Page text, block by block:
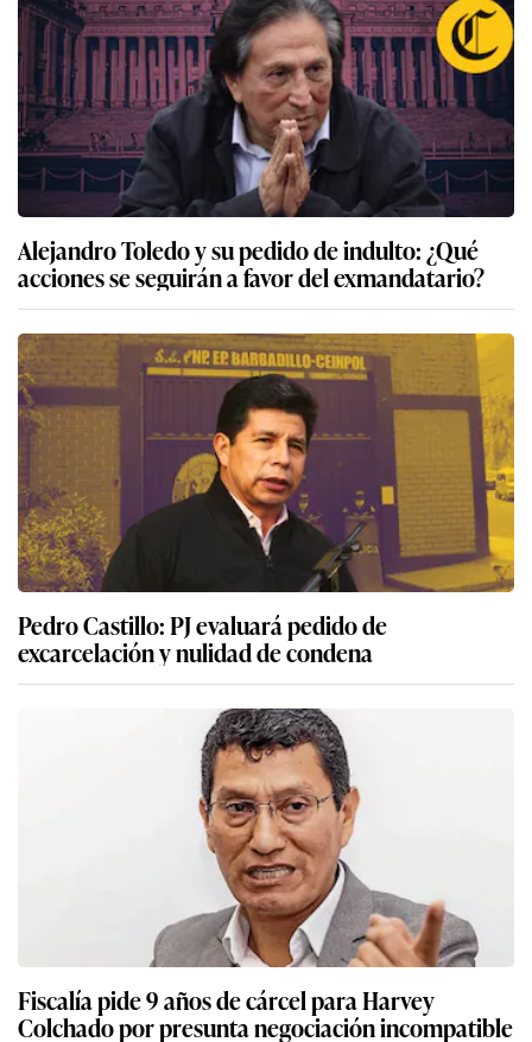
Alejandro Toledo y su pedido de indulto: ¿Qué
acciones se seguirán a favor del exmandatario?
Pedro Castillo: PJ evaluará pedido de
excarcelación y nulidad de condena
Fiscalía pide 9 años de cárcel para Harvey
Colchado por presunta negociación incompatible